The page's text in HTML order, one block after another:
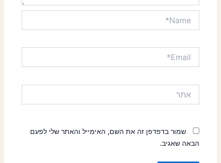
שמור בדפדפן זה את השם, האימייל והאתר שלי לפעם
הבאה שאגיב.